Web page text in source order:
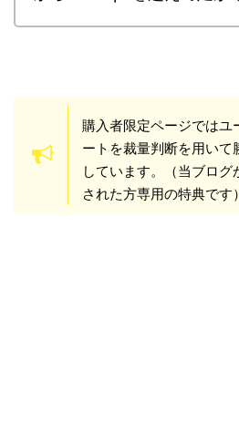
購入者限定ページではユ
ートを裁量判断を用い
しています。（当ブログ
された方専用の特典です）